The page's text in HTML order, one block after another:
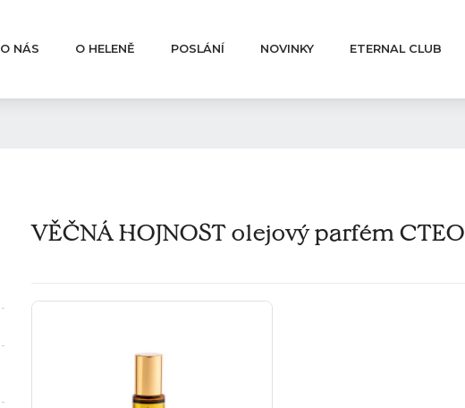
O NÁS O HELENĚ POSLÁNÍ NOVINKY ETERNAL CLUB
VĚČNÁ HOJNOST olejový parfém CTEO